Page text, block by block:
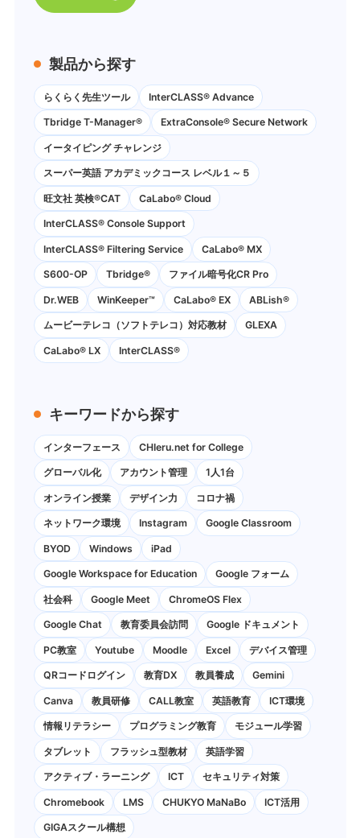
製品から探す
らくらく先生ツール InterCLASS® Advance
Tbridge T-Manager® ExtraConsole® Secure Network
イータイピング チャレンジ
スーパー英語 アカデミックコース レベル１～５
旺文社 英検®CAT CaLabo®︎ Cloud
InterCLASS®︎ Console Support
InterCLASS®︎ Filtering Service CaLabo® MX
S600-OP Tbridge® ファイル暗号化CR Pro
Dr.WEB WinKeeper™ CaLabo® EX ABLish®
ムービーテレコ（ソフトテレコ）対応教材 GLEXA
CaLabo® LX InterCLASS®
キーワードから探す
インターフェース CHIeru.net for College
グローバル化 アカウント管理 1人1台
オンライン授業 デザイン力 コロナ禍
ネットワーク環境 Instagram Google Classroom
BYOD Windows iPad
Google Workspace for Education Google フォーム
社会科 Google Meet ChromeOS Flex
Google Chat 教育委員会訪問 Google ドキュメント
PC教室 Youtube Moodle Excel デバイス管理
QRコードログイン 教育DX 教員養成 Gemini
Canva 教員研修 CALL教室 英語教育 ICT環境
情報リテラシー プログラミング教育 モジュール学習
タブレット フラッシュ型教材 英語学習
アクティブ・ラーニング ICT セキュリティ対策
Chromebook LMS CHUKYO MaNaBo ICT活用
GIGAスクール構想